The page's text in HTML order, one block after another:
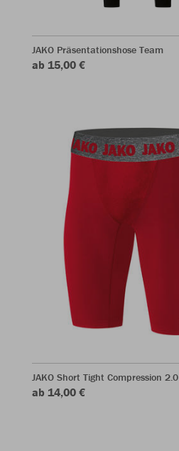
JAKO Präsentationshose Team
ab 15,00 €
JAKO Short Tight Compression 2.0
ab 14,00 €